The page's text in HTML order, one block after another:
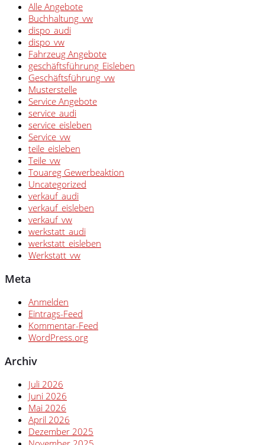
Alle Angebote
Buchhaltung_vw
dispo_audi
dispo_vw
Fahrzeug Angebote
geschäftsführung_Eisleben
Geschäftsführung_vw
Musterstelle
Service Angebote
service_audi
service_eisleben
Service_vw
teile_eisleben
Teile_vw
Touareg Gewerbeaktion
Uncategorized
verkauf_audi
verkauf_eisleben
verkauf_vw
werkstatt_audi
werkstatt_eisleben
Werkstatt_vw
Meta
Anmelden
Eintrags-Feed
Kommentar-Feed
WordPress.org
Archiv
Juli 2026
Juni 2026
Mai 2026
April 2026
Dezember 2025